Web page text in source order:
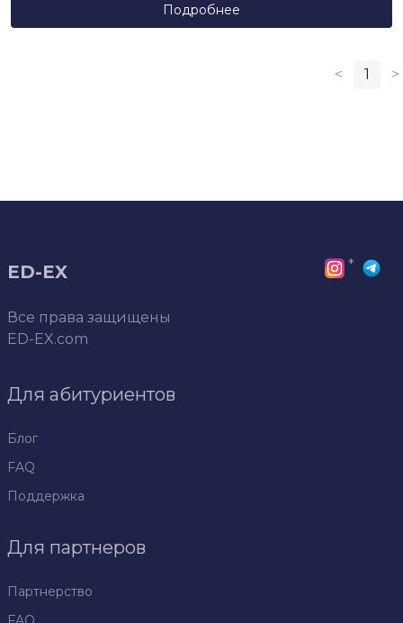
Подробнее
< 1 >
ED-EX
Все права защищены
ED-EX.com
*
Для абитуриентов
Блог
FAQ
Поддержка
Для партнеров
Партнерство